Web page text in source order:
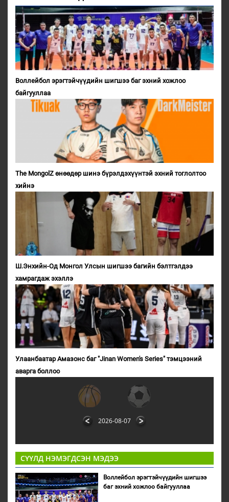
Воллейбол эрэгтэйчүүдийн шигшээ баг эхний хожлоо
байгууллаа
The MongolZ өнөөдөр шинэ бүрэлдэхүүнтэй эхний тоглолтоо
хийнэ
Ш.Энхийн-Од Монгол Улсын шигшээ багийн бэлтгэлдээ
хамрагдаж эхэллэ
Улаанбаатар Амазонс баг "Jinan Women's Series" тэмцээний
аварга боллоо
2026-08-07
СҮҮЛД НЭМЭГДСЭН МЭДЭЭ
Воллейбол эрэгтэйчүүдийн шигшээ
баг эхний хожлоо байгууллаа